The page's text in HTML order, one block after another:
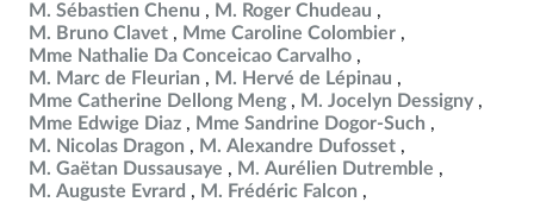
M. Sébastien Chenu
M. Roger Chudeau
M. Bruno Clavet
Mme Caroline Colombier
Mme Nathalie Da Conceicao Carvalho
M. Marc de Fleurian
M. Hervé de Lépinau
Mme Catherine Dellong Meng
M. Jocelyn Dessigny
Mme Edwige Diaz
Mme Sandrine Dogor-Such
M. Nicolas Dragon
M. Alexandre Dufosset
M. Gaëtan Dussausaye
M. Aurélien Dutremble
M. Auguste Evrard
M. Frédéric Falcon